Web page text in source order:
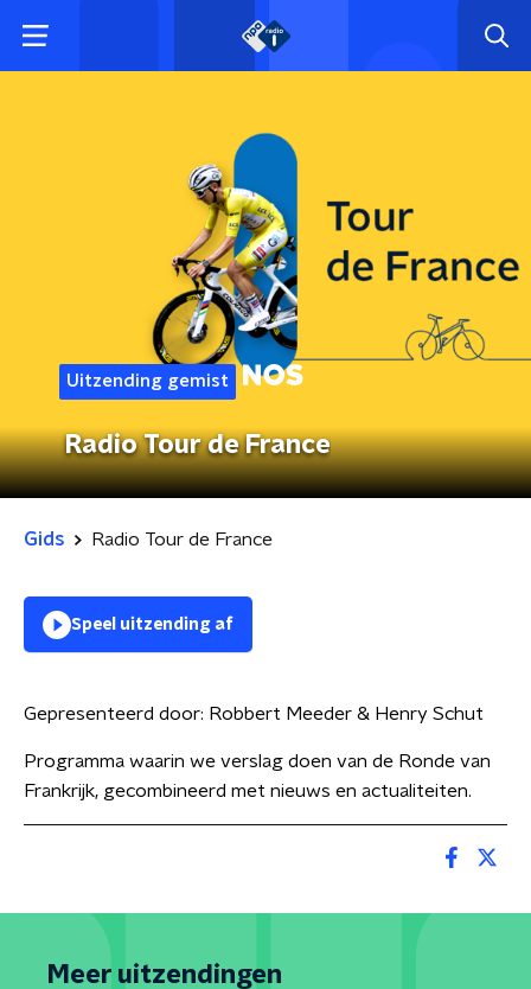
Uitzending gemist
Radio Tour de France
Gids Radio Tour de France
Speel uitzending af
Gepresenteerd door: Robbert Meeder & Henry Schut
Programma waarin we verslag doen van de Ronde van
Frankrijk, gecombineerd met nieuws en actualiteiten.
Meer uitzendingen